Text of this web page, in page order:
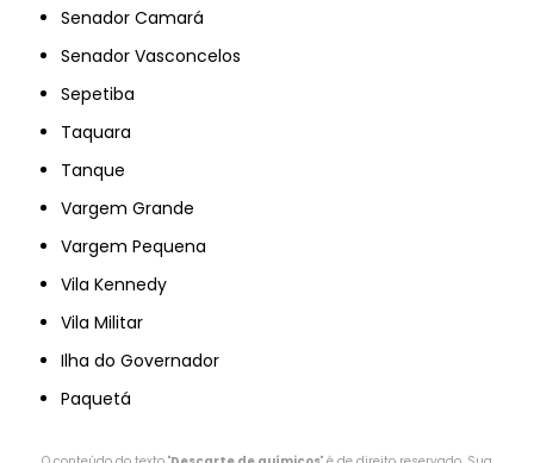
Senador Camará
Senador Vasconcelos
Sepetiba
Taquara
Tanque
Vargem Grande
Vargem Pequena
Vila Kennedy
Vila Militar
Ilha do Governador
Paquetá